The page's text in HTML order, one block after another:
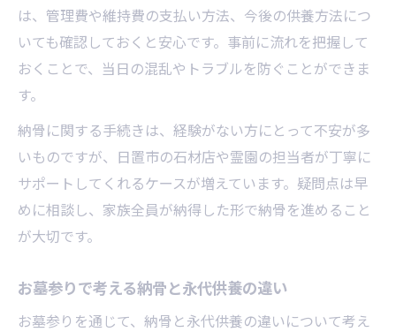
は、管理費や維持費の支払い方法、今後の供養方法につ
いても確認しておくと安心です。事前に流れを把握して
おくことで、当日の混乱やトラブルを防ぐことができま
す。
納骨に関する手続きは、経験がない方にとって不安が多
いものですが、日置市の石材店や霊園の担当者が丁寧に
サポートしてくれるケースが増えています。疑問点は早
めに相談し、家族全員が納得した形で納骨を進めること
が大切です。
お墓参りで考える納骨と永代供養の違い
お墓参りを通じて、納骨と永代供養の違いについて考え